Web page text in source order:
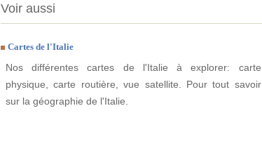
Voir aussi
Cartes de l'Italie
Nos différentes cartes de l'Italie à explorer: carte
physique, carte routière, vue satellite. Pour tout savoir
sur la géographie de l'Italie.